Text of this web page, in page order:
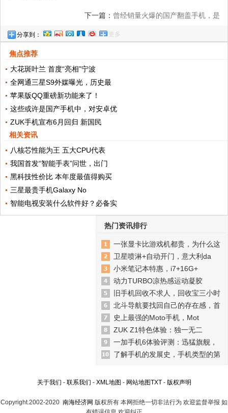
下一篇： 曾经销量火爆的国产翻盖手机，是
分享到： 更多
焦点推荐
大花斑叶兰 首度“亮相”宁波
全网通三星S9外媒曝光，历史最
苹果版QQ重磅新功能来了！
这些或许是国产手机中，对安卓优
ZUK手机宣布6月回归 新国民
相关资讯
八核芯性能为王 五大CPU代表
我国首发“智能手表”问世，出门
黑科技性价比 本年度最值得购买
三星最贵手机Galaxy No
智能电视安装什么软件好？必备实
热门资讯排行
一张显卡比游戏机都贵，为什么这
卫星喷淋+自动开门，意大利da
小米笔记本特惠，i7+16G+
动力TURBO凉热感运动凝胶
旧手机回收不求人，回收宝三小时
北斗导航要找回自己的存在感，首
史上最强的Moto手机，Mot
ZUK Z1特色体验：独一无二
一加手机6体验评测：迅猛旗舰，
了解手机的发展史，手机类型的第
关于我们 - 联系我们 - XML地图 - 网站地图TXT- 版权声明
Copyright.2002-2020 南海经济网 版权所有 本网拒绝一切非法行为 欢迎监督举报 如